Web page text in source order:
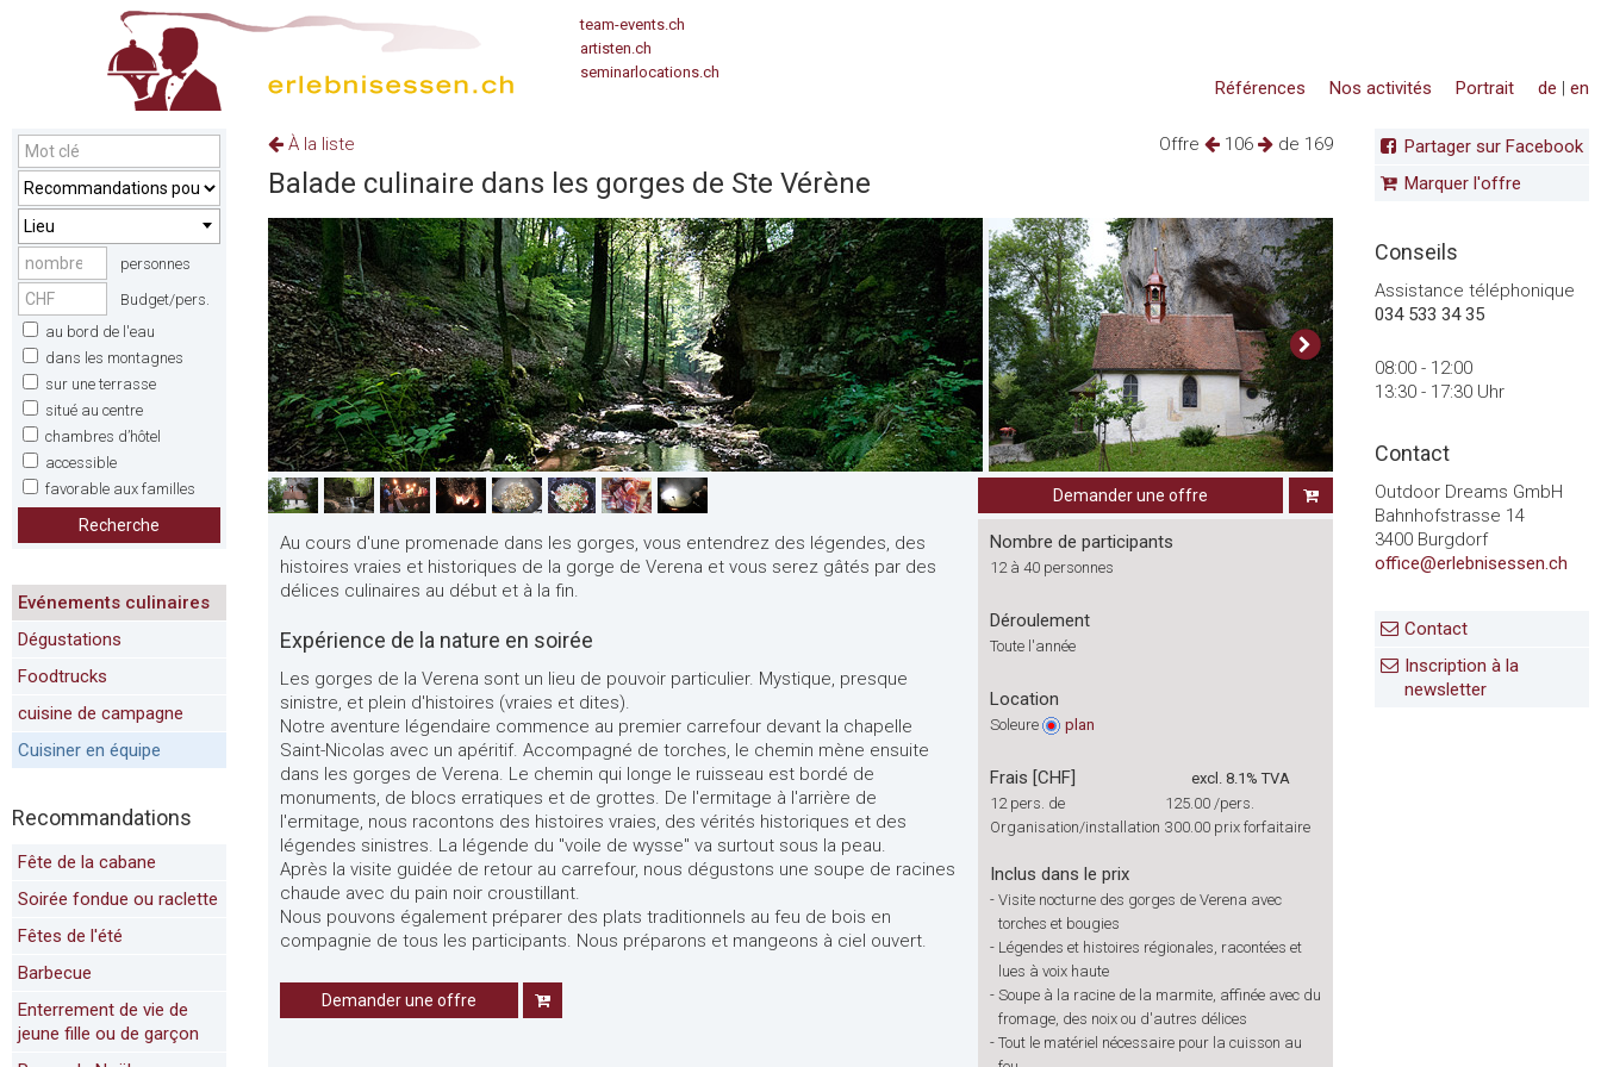
team-events.ch
artisten.ch
seminarlocations.ch
de | en
Portrait
Nos activités
Références
Lieu
personnes
Budget/pers.
au bord de l'eau
dans les montagnes
sur une terrasse
situé au centre
chambres d’hôtel
accessible
favorable aux familles
Recherche
Evénements culinaires
Dégustations
Foodtrucks
cuisine de campagne
Cuisiner en équipe
Recommandations
Fête de la cabane
Soirée fondue ou raclette
Fêtes de l'été
Barbecue
Enterrement de vie de
jeune fille ou de garçon
Offre 106 de 169
À la liste
Balade culinaire dans les gorges de Ste Vérène
Demander une offre
Au cours d'une promenade dans les gorges, vous entendrez des légendes, des
histoires vraies et historiques de la gorge de Verena et vous serez gâtés par des
délices culinaires au début et à la fin.
Expérience de la nature en soirée
Les gorges de la Verena sont un lieu de pouvoir particulier. Mystique, presque
sinistre, et plein d'histoires (vraies et dites).
Notre aventure légendaire commence au premier carrefour devant la chapelle
Saint-Nicolas avec un apéritif. Accompagné de torches, le chemin mène ensuite
dans les gorges de Verena. Le chemin qui longe le ruisseau est bordé de
monuments, de blocs erratiques et de grottes. De l'ermitage à l'arrière de
l'ermitage, nous racontons des histoires vraies, des vérités historiques et des
légendes sinistres. La légende du "voile de wysse" va surtout sous la peau.
Après la visite guidée de retour au carrefour, nous dégustons une soupe de racines
chaude avec du pain noir croustillant.
Nous pouvons également préparer des plats traditionnels au feu de bois en
compagnie de tous les participants. Nous préparons et mangeons à ciel ouvert.
Demander une offre
Nombre de participants
12 à 40 personnes
Déroulement
Toute l'année
Location
Soleure plan
Frais [CHF]
excl. 8.1% TVA
12 pers. de
125.00 /pers.
Organisation/installation 300.00 prix forfaitaire
Inclus dans le prix
- Visite nocturne des gorges de Verena avec
torches et bougies
- Légendes et histoires régionales, racontées et
lues à voix haute
- Soupe à la racine de la marmite, affinée avec du
fromage, des noix ou d'autres délices
- Tout le matériel nécessaire pour la cuisson au
Partager sur Facebook
Marquer l'offre
Conseils
Assistance téléphonique
034 533 34 35
08:00 - 12:00
13:30 - 17:30 Uhr
Contact
Outdoor Dreams GmbH
Bahnhofstrasse 14
3400 Burgdorf
office@erlebnisessen.ch
Contact
Inscription à la
newsletter